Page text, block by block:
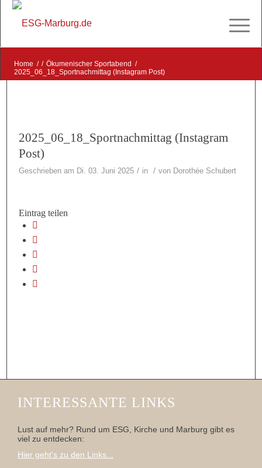
Home / / Ökumenischer Sportabend /
2025_06_18_Sportnachmittag (Instagram Post)
2025_06_18_Sportnachmittag (Instagram
Post)
Geschrieben am Di. 03. Juni 2025 / in / von Dorothée Schubert
Eintrag teilen
INTERESSANTE LINKS
Lust auf mehr? Rund um ESG, Kirche und Marburg gibt es
viel zu entdecken:
Hier geht's zu den Links...